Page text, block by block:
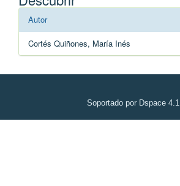
Autor
Cortés Quiñones, María Inés
Soportado por Dspace 4.1